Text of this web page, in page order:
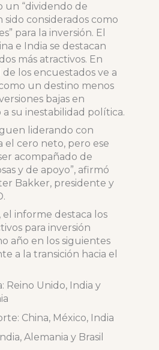
un “dividendo de
sido considerados como
para la inversión. El
e India se destacan
más atractivos. En
los encuestados ve a
un destino menos
bajas en
su inestabilidad política.
liderando con
el cero neto, pero ese
acompañado de
y de apoyo”, afirmó
Bakker, presidente y
informe destaca los
para inversión
año en los siguientes
a la transición hacia el
Reino Unido, India y
China, México, India
Alemania y Brasil